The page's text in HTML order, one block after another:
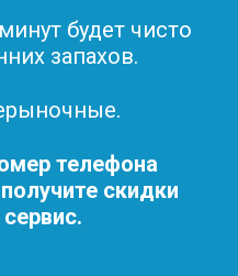
будет чисто
запахов.
телефона
скидки